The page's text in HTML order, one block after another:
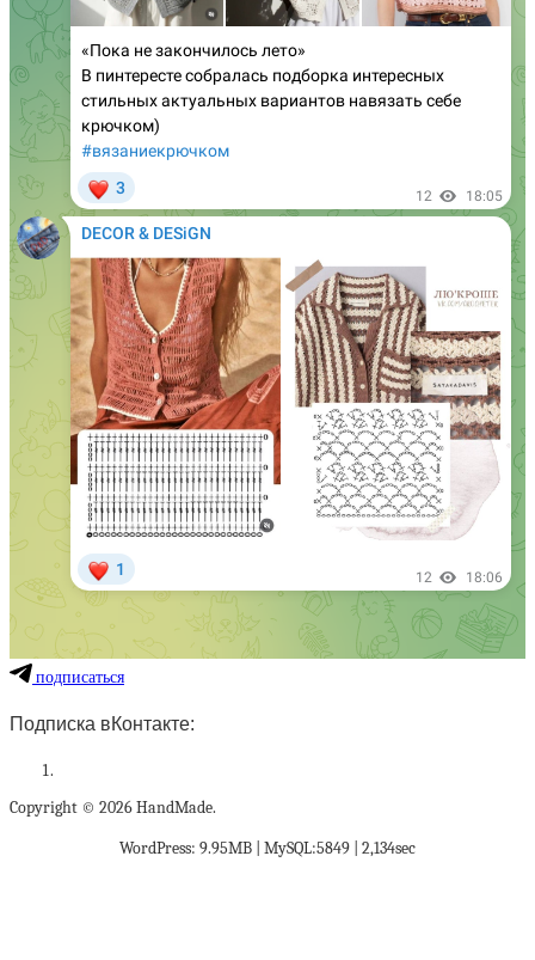
подписаться
Подписка вКонтакте:
Copyright © 2026 HandMade.
WordPress: 9.95MB | MySQL:5849 | 2,134sec